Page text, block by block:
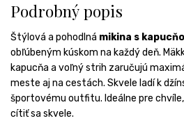
Podrobný popis
Štýlová a pohodlná mikina s
obľúbeným kúskom na každý deň.
kapucňa a voľný strih zaručujú
meste aj na cestách. Skvele ladí k
športovému outfitu. Ideálne pre
cítiť sa skvele.